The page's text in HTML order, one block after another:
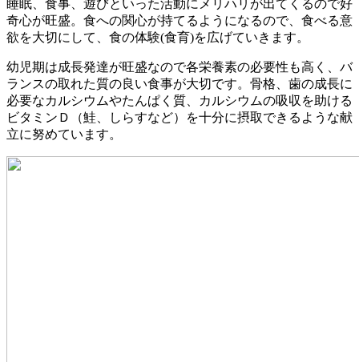
睡眠、食事、遊びといった活動にメリハリが出てくるので好
奇心が旺盛。食への関心が持てるようになるので、食べる意
欲を大切にして、食の体験(食育)を広げていきます。
幼児期は成長発達が旺盛なので各栄養素の必要性も高く、バ
ランスの取れた質の良い食事が大切です。骨格、歯の成長に
必要なカルシウムやたんぱく質、カルシウムの吸収を助ける
ビタミンＤ（鮭、しらすなど）を十分に摂取できるような献
立に努めています。